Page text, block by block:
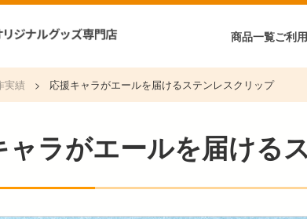
商品一覧ご利
実績 > 応援キャラがエールを届けるステンレスクリップ
ャラがエールを届ける